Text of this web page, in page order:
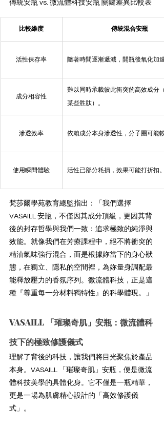
傳統安瓶 vs. 微流體科技安瓶 關鍵差異比較表
比較維度 傳統混合安瓶
活性保存率 隨著時間逐漸遞減，開瓶後氧化加速
成分相容性
難以同時承載彼此衝突的高效成分
某些胜肽）。
滲透效率 依賴成分本身滲透性，分子團可能較
使用瞬間體驗 活性已部分耗損，效果可能打折扣。
梵莎爾學苑教育總監指出：「我們選擇
VASAILL 安瓶，不僅因其成分頂級，更因其背
後的封存哲學與我們一致：追求極致的純淨與
效能。就像我們在芳療課程中，絕不將衝突的
精油氣味強行混合，而是根據妳當下的身心狀
態，在獨立、隱私的空間裡，為妳量身調配最
能釋放壓力的香氛序列。微流體科技，正是這
種『尊重每一分材料獨特性』的科學體現。」
VASAILL 「璀璨奇肌」安瓶：微流體科
技下的極致修護儀式
理解了背後的科技，讓我們將目光聚焦於產品
本身。VASAILL 「璀璨奇肌」安瓶，便是微流
體科技美學的具體化身。它不僅是一瓶精華，
更是一場為肌膚精心設計的「高效修護儀
式」。